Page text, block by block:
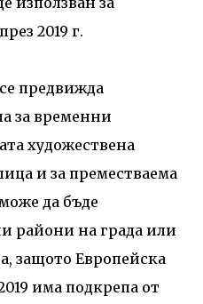
2019 г.
предвижда
за временни
художествена
и за преместваема
да бъде
райони на града или
защото Европейска
има подкрепа от